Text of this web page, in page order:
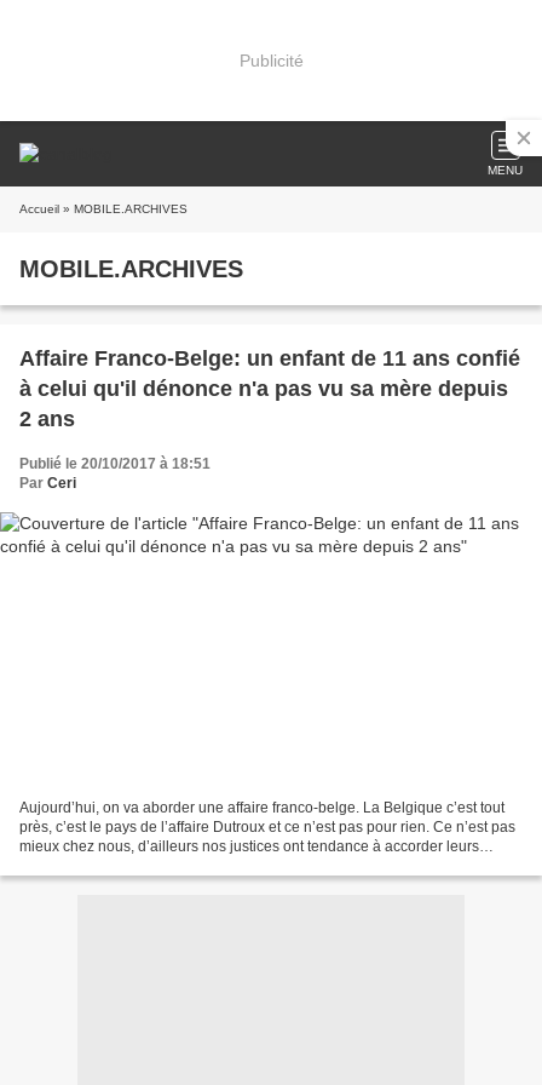
Publicité
MENU
Accueil » MOBILE.ARCHIVES
MOBILE.ARCHIVES
Affaire Franco-Belge: un enfant de 11 ans confié
à celui qu'il dénonce n'a pas vu sa mère depuis
2 ans
Publié le 20/10/2017 à 18:51
Par Ceri
Aujourd’hui, on va aborder une affaire franco-belge. La Belgique c’est tout
près, c’est le pays de l’affaire Dutroux et ce n’est pas pour rien. Ce n’est pas
mieux chez nous, d’ailleurs nos justices ont tendance à accorder leurs